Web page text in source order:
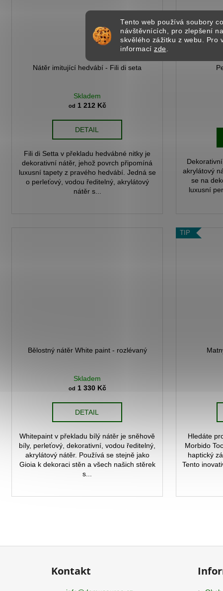
Tento web používá soubory
návštěvnících, pro zlepšení
skvělého zážitku z webu. Pro
informací zde .
Nátěr imitující hedvábí - Fili di seta
Skladem
od 1 212 Kč
DETAIL
Fili di Setta v překladu hedvábné nitky je
dekorativní nátěr, jehož povrch připomíná
luxusní tapety z pravého hedvábí. Jedná se
o perleťový, vodou ředitelný, akrylátový
nátěr s...
akrylátový
se na
luxusní
Bělostný nátěr White paint - rozlévaný
Skladem
od 1 330 Kč
DETAIL
Whitepaint v překladu bílý nátěr je sněhově
bíly, perleťový, dekorativní, vodou ředitelný,
akrylátový nátěr. Používá se stejně jako
Gioia k dekoraci stěn a všech našich stěrek
s...
TIP
Hledáte
Morbido
haptický
Tento
Kontakt